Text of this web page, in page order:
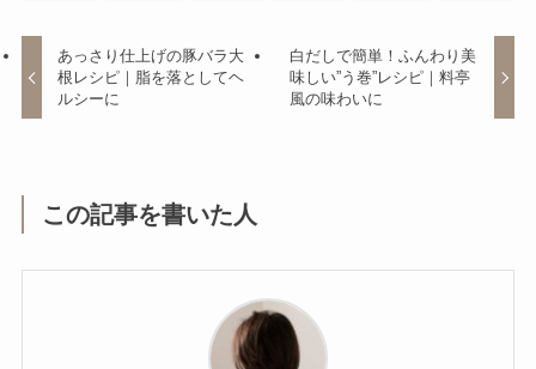
あっさり仕上げの豚バラ大
根レシピ｜脂を落としてヘ
ルシーに
白だしで簡単！ふんわり美
味しい”う巻”レシピ｜料亭
風の味わいに
この記事を書いた人